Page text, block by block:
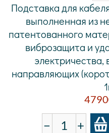
Подставка для
выполненная из
патентованного
виброзащита и
электричества,
направляющих
− +